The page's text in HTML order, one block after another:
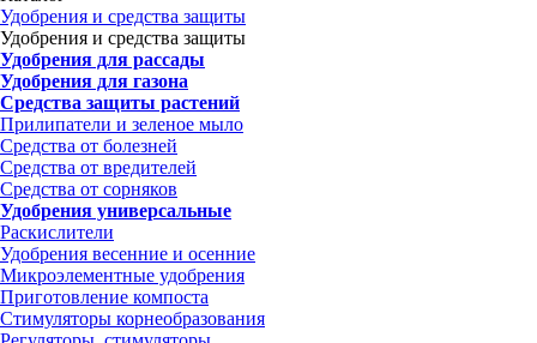
Удобрения и средства защиты
Удобрения и средства защиты
Удобрения для рассады
Удобрения для газона
Средства защиты растений
Прилипатели и зеленое мыло
Средства от болезней
Средства от вредителей
Средства от сорняков
Удобрения универсальные
Раскислители
Удобрения весенние и осенние
Микроэлементные удобрения
Приготовление компоста
Стимуляторы корнеобразования